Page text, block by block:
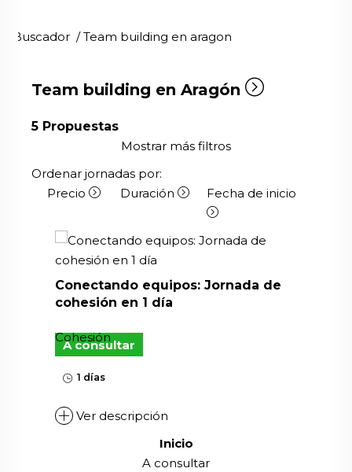
Buscador /Team building en aragon
Team building en Aragón
5 Propuestas
Mostrar más filtros
Ordenar jornadas por:
Precio
Duración Fecha de inicio
A consultar
Conectando equipos: Jornada de
cohesión en 1 día
Cohesión
1 días
Ver descripción
Inicio
A consultar